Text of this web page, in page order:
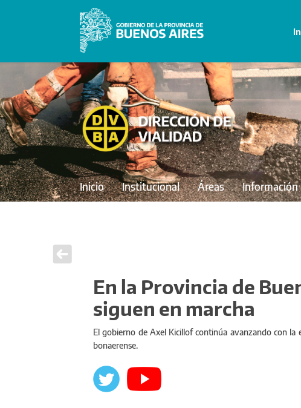
Inicio Institucional Áreas Información
En la Provincia de
siguen en marcha
El gobierno de Axel Kicillof continúa avanzando con
bonaerense.